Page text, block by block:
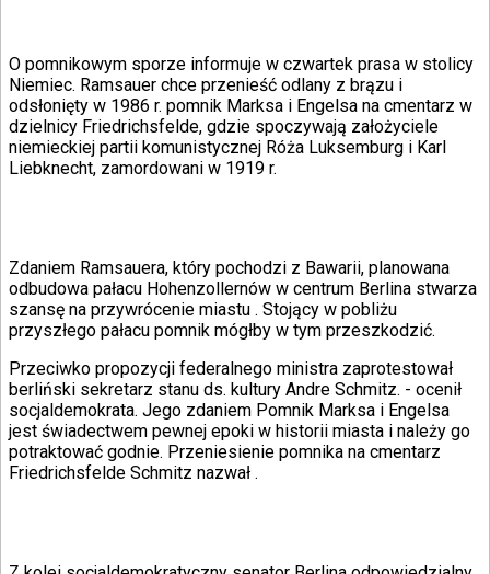
Kobieta
Aktualności
Moda
Uroda
Porady
Święta
F1
Kolarstwo
Koszykówka
Lekkoatletyka
Łamigłówki
Kartka z kalendarza
Kultowe przeboje
Porady z tamtych lat
Wtedy się działo
Silver news
Przepisy
O pomnikowym sporze informuje w czwartek prasa w stolicy
Niemiec. Ramsauer chce przenieść odlany z brązu i
odsłonięty w 1986 r. pomnik Marksa i Engelsa na cmentarz w
dzielnicy Friedrichsfelde, gdzie spoczywają założyciele
niemieckiej partii komunistycznej Róża Luksemburg i Karl
Liebknecht, zamordowani w 1919 r.
Zdaniem Ramsauera, który pochodzi z Bawarii, planowana
odbudowa pałacu Hohenzollernów w centrum Berlina stwarza
szansę na przywrócenie miastu . Stojący w pobliżu
przyszłego pałacu pomnik mógłby w tym przeszkodzić.
Przeciwko propozycji federalnego ministra zaprotestował
berliński sekretarz stanu ds. kultury Andre Schmitz. - ocenił
socjaldemokrata. Jego zdaniem Pomnik Marksa i Engelsa
jest świadectwem pewnej epoki w historii miasta i należy go
potraktować godnie. Przeniesienie pomnika na cmentarz
Friedrichsfelde Schmitz nazwał .